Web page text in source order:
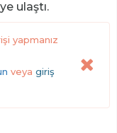
ulaştı.
yapmanız
veya giriş